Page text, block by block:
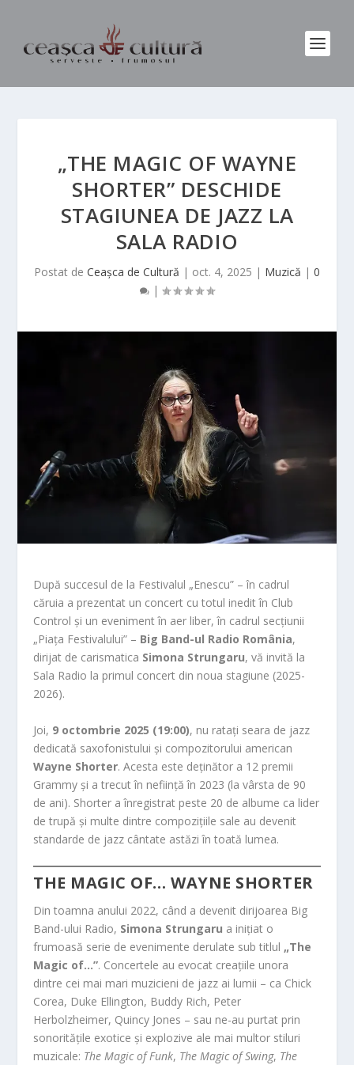
„THE MAGIC OF WAYNE
SHORTER” DESCHIDE
STAGIUNEA DE JAZZ LA
SALA RADIO
Postat de Ceașca de Cultură | oct. 4, 2025 | Muzică | 0
|
După succesul de la Festivalul „Enescu” – în cadrul
căruia a prezentat un concert cu totul inedit în Club
Control și un eveniment în aer liber, în cadrul secțiunii
„Piața Festivalului” – Big Band-ul Radio România,
dirijat de carismatica Simona Strungaru, vă invită la
Sala Radio la primul concert din noua stagiune (2025-
2026).
Joi, 9 octombrie 2025 (19:00), nu ratați seara de jazz
dedicată saxofonistului și compozitorului american
Wayne Shorter. Acesta este deținător a 12 premii
Grammy și a trecut în neființă în 2023 (la vârsta de 90
de ani). Shorter a înregistrat peste 20 de albume ca lider
de trupă și multe dintre compozițiile sale au devenit
standarde de jazz cântate astăzi în toată lumea.
THE MAGIC OF… WAYNE SHORTER
Din toamna anului 2022, când a devenit dirijoarea Big
Band-ului Radio, Simona Strungaru a inițiat o
frumoasă serie de evenimente derulate sub titlul „The
Magic of…”. Concertele au evocat creațiile unora
dintre cei mai mari muzicieni de jazz ai lumii – ca Chick
Corea, Duke Ellington, Buddy Rich, Peter
Herbolzheimer, Quincy Jones – sau ne-au purtat prin
sonoritățile exotice și explozive ale mai multor stiluri
muzicale: The Magic of Funk, The Magic of Swing, The